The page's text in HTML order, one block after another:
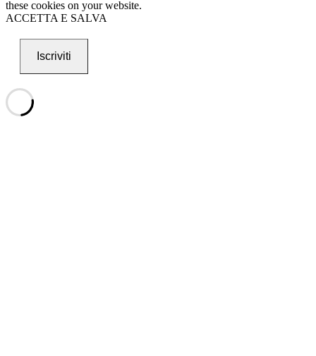
these cookies on your website.
ACCETTA E SALVA
Iscriviti